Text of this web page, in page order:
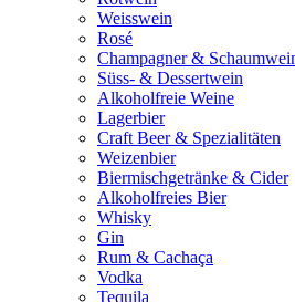
Weisswein
Rosé
Champagner &
Süss- & Dessertwein
Alkoholfreie Weine
Lagerbier
Craft Beer & Spezialitäten
Weizenbier
Biermischgetränke & Cider
Alkoholfreies Bier
Whisky
Gin
Rum & Cachaça
Vodka
Tequila